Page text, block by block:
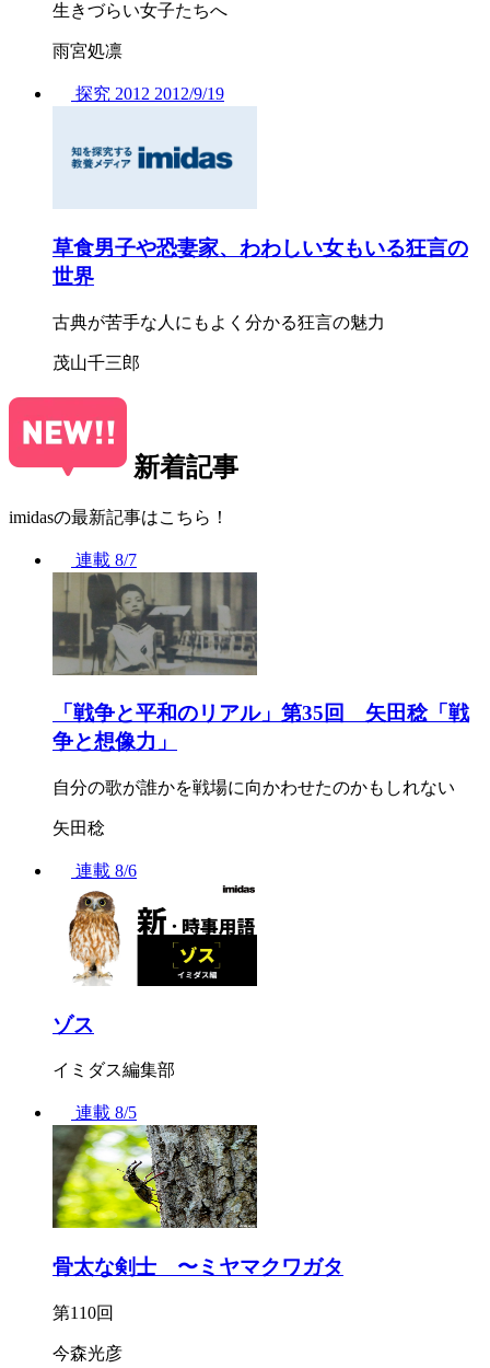
生きづらい女子たちへ
雨宮処凛
探究 2012 2012/9/19
草食男子や恐妻家、わわしい女もいる狂言の
世界
古典が苦手な人にもよく分かる狂言の魅力
茂山千三郎
新着記事
imidasの最新記事はこちら！
連載 8/7
「戦争と平和のリアル」第35回 矢田稔「戦
争と想像力」
自分の歌が誰かを戦場に向かわせたのかもしれない
矢田稔
連載 8/6
ゾス
イミダス編集部
連載 8/5
骨太な剣士 〜ミヤマクワガタ
第110回
今森光彦